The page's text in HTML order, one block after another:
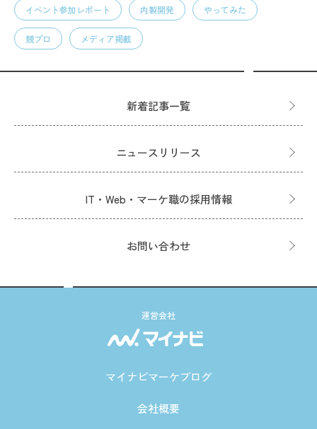
イベント参加レポート 内製開発 やってみた
競プロ メディア掲載
新着記事一覧
ニュースリリース
IT・Web・マーケ職の採用情報
お問い合わせ
運営会社
マイナビマーケブログ
会社概要